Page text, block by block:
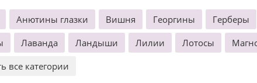
Анютины глазки Вишня Георгины Герберы
Лаванда Ландыши Лилии Лотосы
все категории